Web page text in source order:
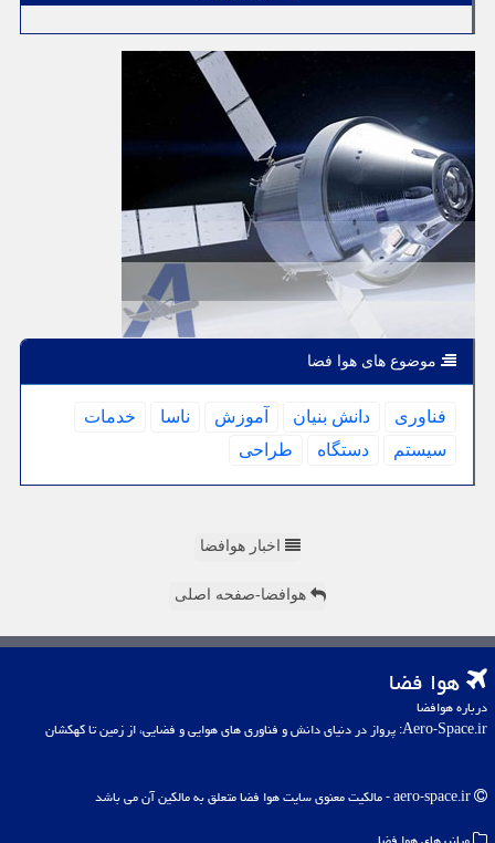
موضوع های هوا فضا
فناوری دانش بنیان آموزش ناسا
خدمات
سیستم
دستگاه طراحی
اخبار هوافضا
هوافضا-صفحه اصلی
هوا فضا
درباره هوافضا
Aero-Space.ir: پرواز در دنیای دانش و فناوری های هوایی و فضایی، از زمین تا کهکشان